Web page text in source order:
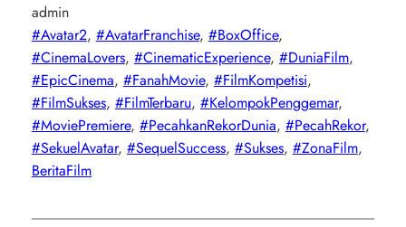
admin
#Avatar2, #AvatarFranchise, #BoxOffice
#CinemaLovers, #CinematicExperience, #DuniaFilm
#EpicCinema, #FanahMovie, #FilmKompetisi
#FilmSukses, #FilmTerbaru, #KelompokPenggemar
#MoviePremiere, #PecahkanRekorDunia, #PecahRekor
#SekuelAvatar, #SequelSuccess, #Sukses, #ZonaFilm
BeritaFilm